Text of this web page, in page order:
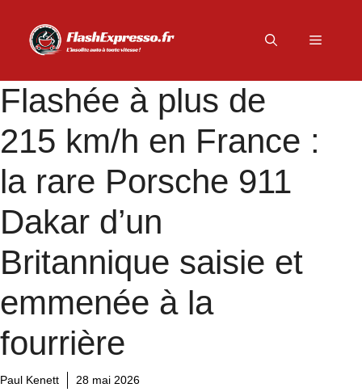
contenu
Menu
Flashée à plus de
215 km/h en France :
la rare Porsche 911
Dakar d’un
Britannique saisie et
emmenée à la
fourrière
Paul Kenett 28 mai 2026